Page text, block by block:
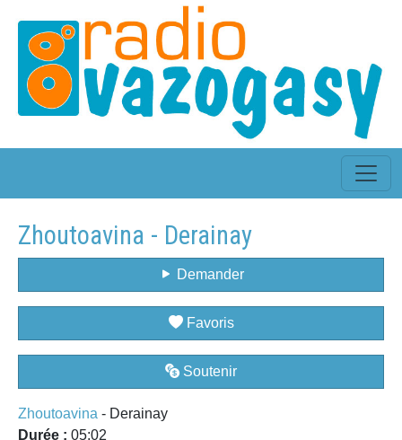
Zhoutoavina - Derainay
Demander
Favoris
Soutenir
Zhoutoavina - Derainay
Durée : 05:02